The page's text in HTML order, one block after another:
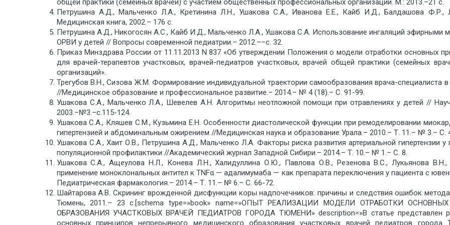
Петрушина А.Д., Мальченко Л.А., Кретинина Л.Н., Ушакова С.А., Иванова Е.Е., Кайб И.Д., Балдашова Ф.Р.,
Медицинская книга, 2002.– 176 с.
Петрушина А.Д., Никогосян А.С., Кайб И.Д., Мальченко Л.А., Ушакова С.А. Использование ингаляций эфирными
ОРВИ у детей // Вопросы современной педиатрии.– 2012.––с. 32.
Приказ Минздрава России от 11.11.2013 N 837 «Об утверждении Положения о модели отработки основных
для врачей-терапевтов участковых, врачей-педиатров участковых, врачей общей практики (семейных
организаций».
Трегубов В.Н., Сизова Ж.М. Формирование индивидуальной траектории самообразования врача-специалиста
//Медицинское образование и профессиональное развитие.– 2014.– № 4 (18).– С. 91-99.
Ушакова С.А., Мальченко Л.А., Шевелев А.Н. Алгоритмы неотложной помощи при отравлениях у детей //
2003.–№3.–с.115-124.
Ушакова С.А., Кляшев С.М., Кузьмина Е.Н. Особенности диастолической функции при ремоделировании
гипертензией и абдоминальным ожирением //Медицинская наука и образование Урала.– 2010.– Т. 11.– № 3.– С.
Ушакова С.А., Хаит О.В., Петрушина А.Д., Мальченко Л.А. Факторы риска развития артериальной гипертензии
популяционной профилактики //Академический журнал Западной Сибири.– 2014.– Т. 10.– № 1.– С. 8.
Ушакова С.А., Ащеулова Н.Л., Конева Л.Н., Халидуллина О.Ю., Павлова О.В., Резенова В.С., Лукьянова
применение моноклональных антител к TNFα — адалимумаба — как препарата переключения у пациента с
Педиатрическая фармакология.– 2014.– Т. 11.– № 6.– С. 66-72.
Шайтарова А.В. Скрининг врожденной дисфункции коры надпочечников: причины и следствия ошибок
Тюмень, 2011.– 23 c.[schema type=»book» name=»ОПЫТ РЕАЛИЗАЦИИ МОДЕЛИ ОТРАБОТКИ
ОБРАЗОВАНИЯ УЧАСТКОВЫХ ВРАЧЕЙ ПЕДИАТРОВ ГОРОДА ТЮМЕНИ» description=»В статье представлен
основных принципов непрерывного медицинского образования участковых врачей педиатров